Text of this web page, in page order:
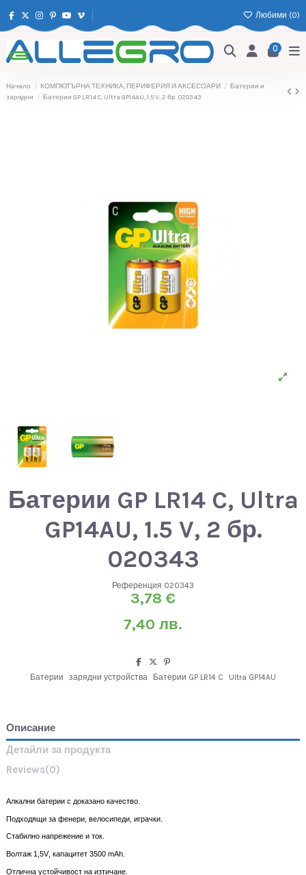
Любими (0)
0
Начало КОМПЮТЪРНА ТЕХНИКА, ПЕРИФЕРИЯ И АКСЕСОАРИ
Батерии и
зарядни
Батерии GP LR14 C, Ultra GP14AU, 1.5 V, 2 бр. 020343
Батерии GP LR14 C, Ultra
GP14AU, 1.5 V, 2 бр.
020343
Референция 020343
3,78 €
7,40 лв.
Батерии зарядни устройства Батерии GP LR14 C Ultra GP14AU
Описание
Детайли за продукта
Reviews(0)
Алкални батерии с доказано качество.
Подходящи за фенери, велосипеди, играчки.
Стабилно напрежение и ток.
Волтаж 1,5V, капацитет 3500 mAh
Отлична устойчивост на изтичане.